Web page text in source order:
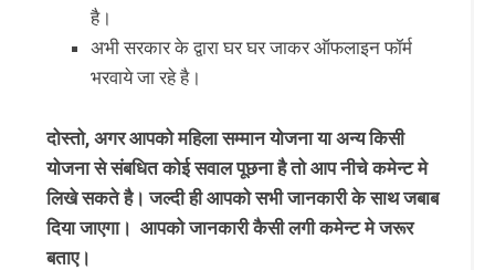
है।
अभी सरकार के द्वारा घर घर जाकर ऑफलाइन फॉर्म
भरवाये जा रहे है।
दोस्तो, अगर आपको महिला सम्मान योजना या अन्य किसी
योजना से संबधित कोई सवाल पूछना है तो आप नीचे कमेन्ट मे
लिखे सकते है। जल्दी ही आपको सभी जानकारी के साथ जबाब
दिया जाएगा। आपको जानकारी कैसी लगी कमेन्ट मे जरूर
बताए।